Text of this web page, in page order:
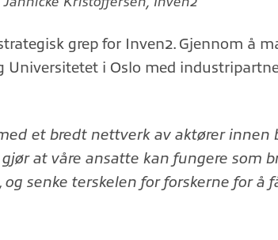
grep for Inven2. Gjennom å
Universitetet i Oslo med
et bredt nettverk av aktører innen
at våre ansatte kan fungere som
senke terskelen for forskerne for å